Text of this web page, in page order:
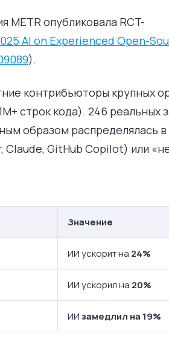
METR опубликовала RCT-
AI on Experienced Open-
).
контрибьюторы крупных
строк кода). 246 реальных
образом распределялась в
GitHub Copilot) или
Значение
ИИ ускорит на 24%
ИИ ускорил на 20%
ИИзамедлил на 19%